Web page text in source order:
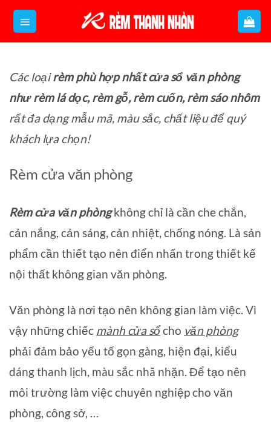
qua
dungCác loạirèm phù hợp nhất cửa sổ văn phòng
như rèm lá dọc, rèm gỗ, rèm cuốn, rèm sáo nhôm
rất đa dạng mẫu mã, màu sắc, chất liệu để quý
khách lựa chọn!
Rèm cửa văn phòng
Rèm cửa văn phòngkhông chỉ là cần che chắn,
cản nắng, cản sáng, cản nhiệt, chống nóng. Là sản
phẩm cần thiết tạo nên điển nhấn trong thiết kế
nội thất không gian văn phòng.
Văn phòng là nơi tạo nên không gian làm việc. Vì
vậy những chiếc mành cửa sổcho văn phòng
phải đảm bảo yếu tố gọn gàng, hiện đại, kiểu
dáng thanh lịch, màu sắc nhã nhặn. Để tạo nên
môi trường làm việc chuyên nghiệp cho văn
phòng, công sở, …